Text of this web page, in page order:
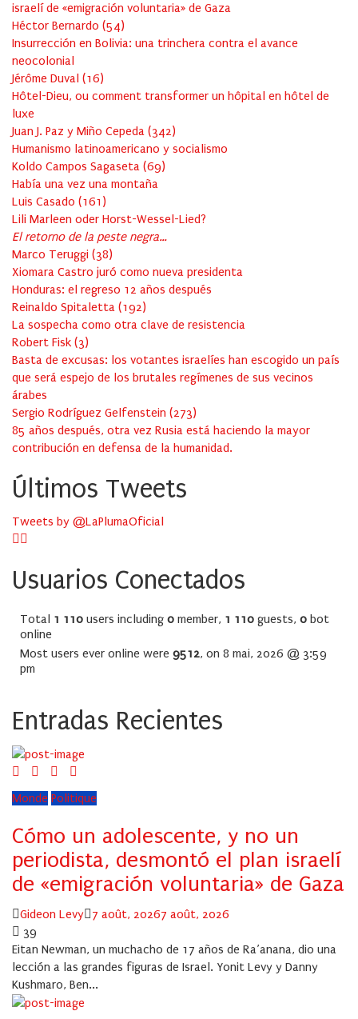
israelí de «emigración voluntaria» de Gaza
Héctor Bernardo (54)
Insurrección en Bolivia: una trinchera contra el avance
neocolonial
Jérôme Duval (16)
Hôtel-Dieu, ou comment transformer un hôpital en hôtel de
luxe
Juan J. Paz y Miño Cepeda (342)
Humanismo latinoamericano y socialismo
Koldo Campos Sagaseta (69)
Había una vez una montaña
Luis Casado (161 )
Lili Marleen oder Horst-Wessel-Lied?
El retorno de la peste negra…
Marco Teruggi (38)
Xiomara Castro juró como nueva presidenta
Honduras: el regreso 12 años después
Reinaldo Spitaletta (192)
La sospecha como otra clave de resistencia
Robert Fisk (3)
Basta de excusas: los votantes israelíes han escogido un país
que será espejo de los brutales regímenes de sus vecinos
árabes
Sergio Rodríguez Gelfenstein (273)
85 años después, otra vez Rusia está haciendo la mayor
contribución en defensa de la humanidad.
Últimos Tweets
Tweets by @LaPlumaOficial
Usuarios Conectados
Total 1 110 users including 0 member, 1 110 guests, 0 bot
online
Most users ever online were 9512, on 8 mai, 2026 @ 3:59
pm
Entradas Recientes
Monde Politique
Cómo un adolescente, y no un
periodista, desmontó el plan israelí
de «emigración voluntaria» de Gaza
Author
Gideon Levy
Posted
7 août, 20267 août, 2026
39
Eitan Newman, un muchacho de 17 años de Ra’anana, dio una
lección a las grandes figuras de Israel. Yonit Levy y Danny
Kushmaro, Ben...